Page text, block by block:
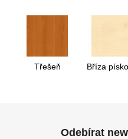
Třešeň Bříza
Odebírat